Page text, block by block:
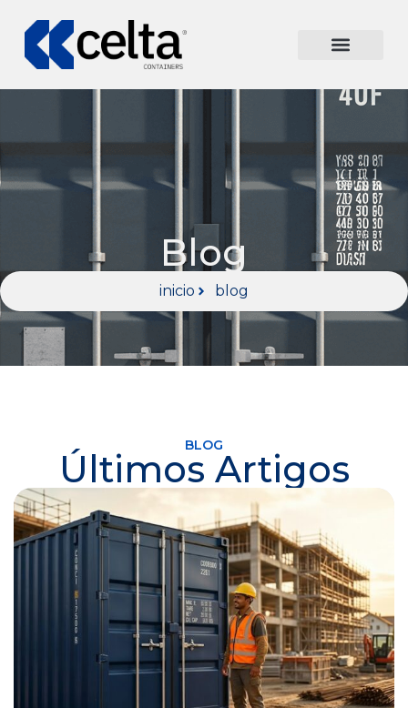
Blog
inicio blog
BLOG
Últimos Artigos